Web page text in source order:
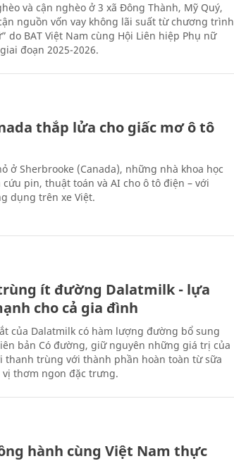
và cận nghèo ở 3 xã Đông Thành, Mỹ Quý,
nguồn vốn vay không lãi suất từ chương trình
do BAT Việt Nam cùng Hội Liên hiệp Phụ nữ
đoạn 2025-2026.
thắp lửa cho giấc mơ ô tô
ở Sherbrooke (Canada), những nhà khoa học
pin, thuật toán và AI cho ô tô điện – với
dụng trên xe Việt.
ít đường Dalatmilk - lựa
cho cả gia đình
của Dalatmilk có hàm lượng đường bổ sung
bản Có đường, giữ nguyên những giá trị của
thanh trùng với thành phần hoàn toàn từ sữa
thơm ngon đặc trưng.
hành cùng Việt Nam thực